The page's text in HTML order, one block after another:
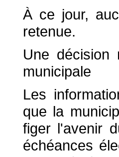
À ce jour,
retenue.
Une décision
municipale
Les
que la
figer l'avenir
échéances